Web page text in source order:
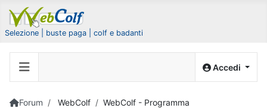
Selezione | buste paga | colf e badanti
Accedi
Forum WebColf
WebColf - Programma